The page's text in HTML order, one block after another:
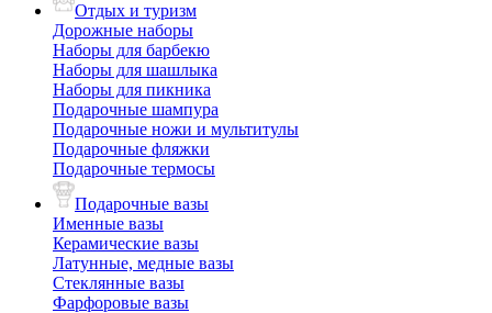
Отдых и туризм
Дорожные наборы
Наборы для барбекю
Наборы для шашлыка
Наборы для пикника
Подарочные шампура
Подарочные ножи и мультитулы
Подарочные фляжки
Подарочные термосы
Подарочные вазы
Именные вазы
Керамические вазы
Латунные, медные вазы
Стеклянные вазы
Фарфоровые вазы